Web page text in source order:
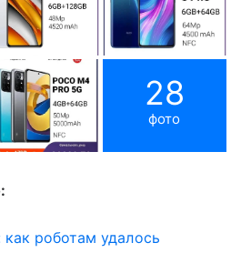
28
фото
роботам удалось